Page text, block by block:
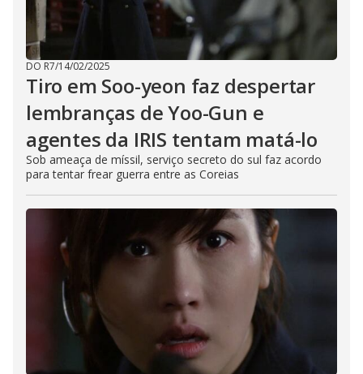
DO R7/14/02/2025
Tiro em Soo-yeon faz despertar
lembranças de Yoo-Gun e
agentes da IRIS tentam matá-lo
Sob ameaça de míssil, serviço secreto do sul faz acordo
para tentar frear guerra entre as Coreias